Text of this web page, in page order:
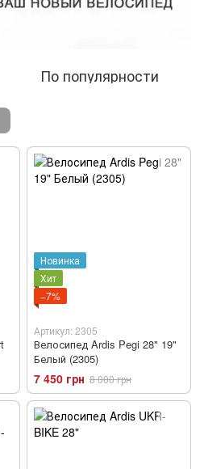
По популярности
Новинка
Хит
−7%
Артикул: 2305
Велосипед Ardis Pegi 28" 19"
Белый (2305)
7 450 грн 8 000 грн